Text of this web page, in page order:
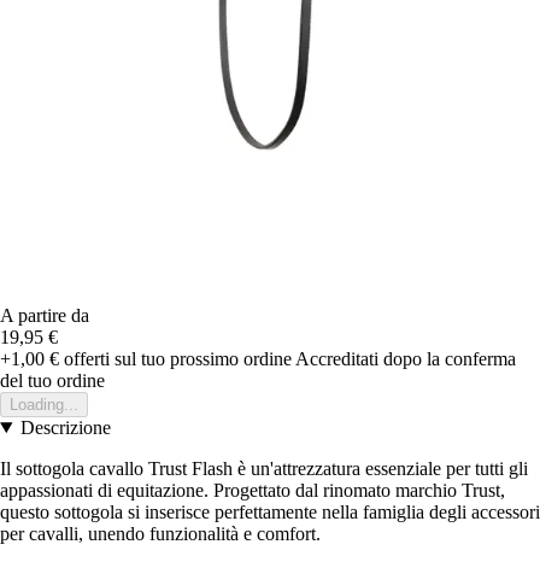
A partire da
19,95 €
+1,00 € offerti sul tuo prossimo ordine Accreditati dopo la conferma
del tuo ordine
Loading...
Descrizione
Il sottogola cavallo Trust Flash è un'attrezzatura essenziale per tutti gli
appassionati di equitazione. Progettato dal rinomato marchio Trust,
questo sottogola si inserisce perfettamente nella famiglia degli accessori
per cavalli, unendo funzionalità e comfort.